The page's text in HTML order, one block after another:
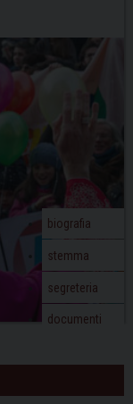
biografia
stemma
segreteria
documenti